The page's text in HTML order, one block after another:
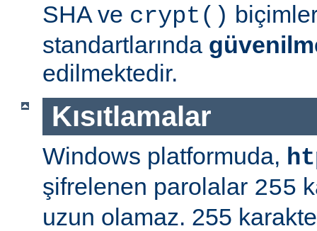
SHA ve crypt()
standartlarında
edilmektedir.
Kısıtlamalar
Windows platformuda,
şifrelenen parolalar 255
uzun olamaz. 255